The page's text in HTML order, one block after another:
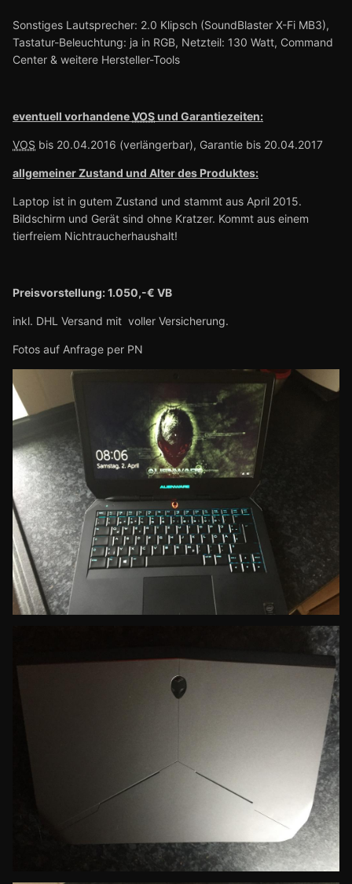
Sonstiges Lautsprecher: 2.0 Klipsch (SoundBlaster X-Fi MB3),
Tastatur-Beleuchtung: ja in RGB, Netzteil: 130 Watt, Command
Center & weitere Hersteller-Tools
eventuell vorhandeneVOSund Garantiezeiten:
VOS bis 20.04.2016 (verlängerbar), Garantie bis 20.04.2017
allgemeiner Zustand und Alter des Produktes:
Laptop ist in gutem Zustand und stammt aus April 2015.
Bildschirm und Gerät sind ohne Kratzer. Kommt aus einem
tierfreiem Nichtraucherhaushalt!
Preisvorstellung: 1.050,-€ VB
inkl. DHL Versand mit voller Versicherung.
Fotos auf Anfrage per PN